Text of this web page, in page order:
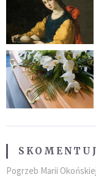
Pogrzeb Marii